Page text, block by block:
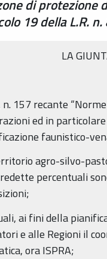
di
19 della L.R.
LA
157 recante
ed in
faunistico-
agro-silvo-
percentuali
ai fini della
e alle Regioni il
ora ISPRA;